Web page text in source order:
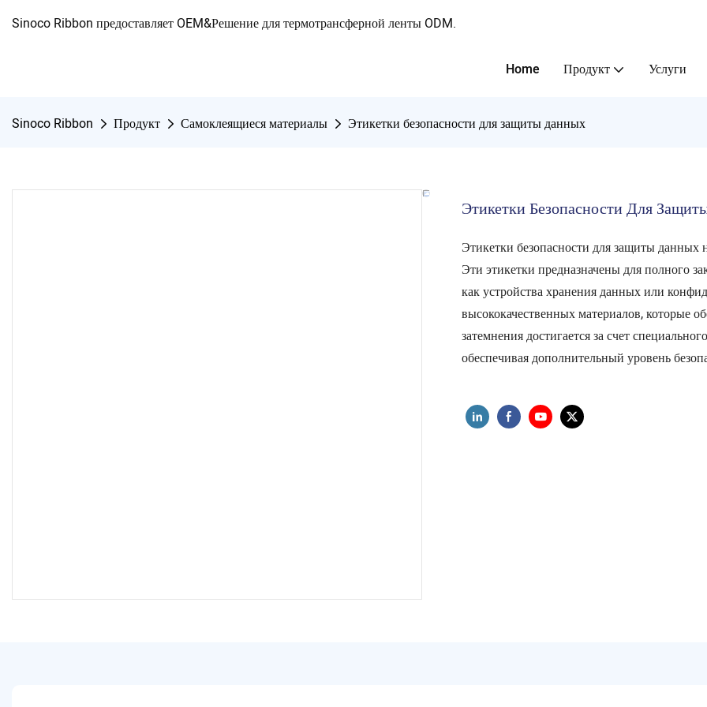
Sinoco Ribbon предоставляет OEM&Решение для термотрансферной ленты ODM.
Home Продукт Услуги
Sinoco Ribbon Продукт Самоклеящиеся материалы Этикетки безопасности для защиты данных
Этикетки Безопасности Для
Этикетки безопасности для защиты
Эти этикетки предназначены для полного
как устройства хранения данных или
высококачественных материалов, которые
затемнения достигается за счет
обеспечивая дополнительный уровень